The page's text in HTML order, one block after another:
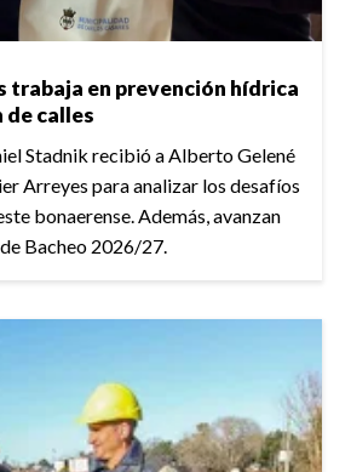
trabaja en prevención hídrica
de calles
Stadnik recibió a Alberto Gelené
Arreyes para analizar los desafíos
bonaerense. Además, avanzan
Bacheo 2026/27.